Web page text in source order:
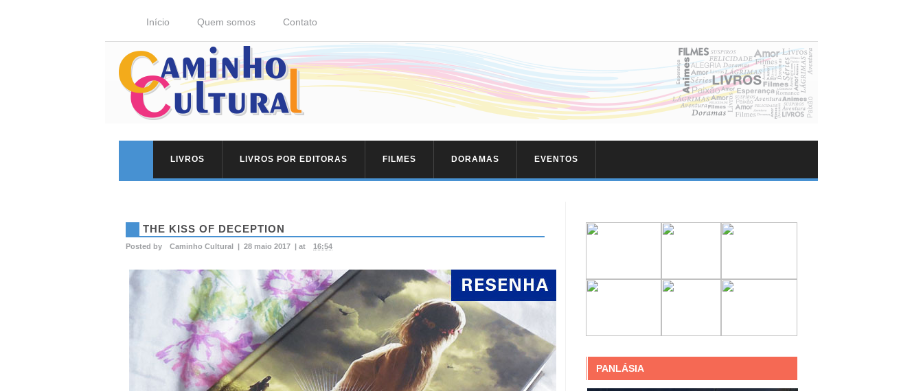
Início Quem somos Contato
LIVROS LIVROS POR EDITORAS FILMES DORAMAS EVENTOS
THE KISS OF DECEPTION
Posted by Caminho Cultural | 28 maio 2017 | at 16:54
PANLÁSIA